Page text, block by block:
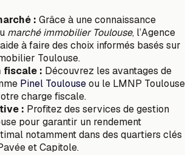
: Grâce à une connaissance
marché immobilier Toulouse, l’Agence
à faire des choix informés basés sur
Toulouse.
fiscale : Découvrez les avantages de
Pinel Toulouseou le LMNP Toulouse
charge fiscale.
: Profitez des services de gestion
pour garantir un rendement
notamment dans des quartiers clés
et Capitole.